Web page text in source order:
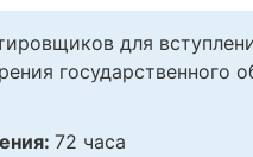
для
государственного
72 часа